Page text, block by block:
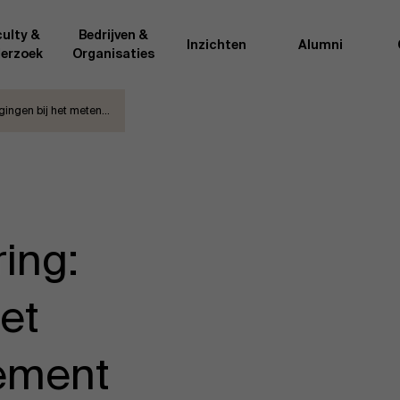
&
groep academici uit
ervaring geven zij
actuele
Bedrijven &
Organisaties
Inzichten Alumni
bij het meten…